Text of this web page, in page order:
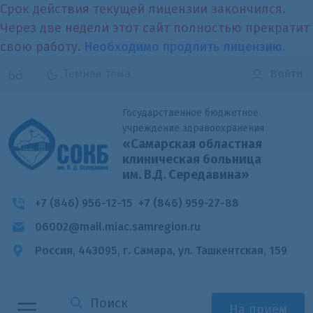
Срок действия текущей лицензии закончился.
Через две недели этот сайт полностью прекратит
свою работу.
Государственное бюджетное
учреждение здравоохранения
«Самарская областная
клиническая больница
им. В.Д. Середавина»
+7 (846) 956-12-15 +7 (846) 959-27-88
06002@mail.miac.samregion.ru
Россия, 443095, г. Самара, ул. Ташкентская, 159
На приём